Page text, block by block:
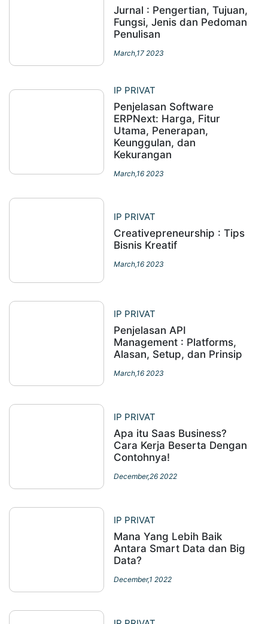
Jurnal : Pengertian, Tujuan,
Fungsi, Jenis dan Pedoman
Penulisan
March,17 2023
IP PRIVAT
Penjelasan Software
ERPNext: Harga, Fitur
Utama, Penerapan,
Keunggulan, dan
Kekurangan
March,16 2023
IP PRIVAT
Creativepreneurship : Tips
Bisnis Kreatif
March,16 2023
IP PRIVAT
Penjelasan API
Management : Platforms,
Alasan, Setup, dan Prinsip
March,16 2023
IP PRIVAT
Apa itu Saas Business?
Cara Kerja Beserta Dengan
Contohnya!
December,26 2022
IP PRIVAT
Mana Yang Lebih Baik
Antara Smart Data dan Big
Data?
December,1 2022